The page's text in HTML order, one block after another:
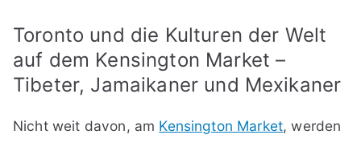
Toronto und die Kulturen der Welt
auf dem Kensington Market –
Tibeter, Jamaikaner und Mexikaner
Nicht weit davon, am Kensington Market, werden